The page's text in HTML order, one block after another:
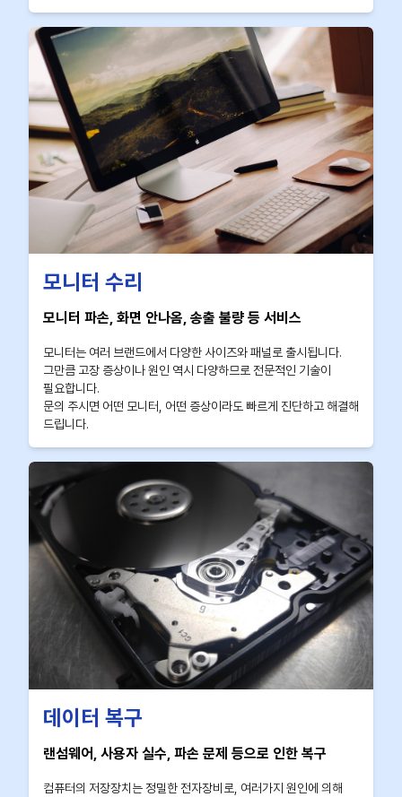
모니터 수리
모니터 파손, 화면 안나옴, 송출 불량 등 서비스
모니터는 여러 브랜드에서 다양한 사이즈와 패널로 출시됩니다.
그만큼 고장 증상이나 원인 역시 다양하므로 전문적인 기술이
필요합니다.
문의 주시면 어떤 모니터, 어떤 증상이라도 빠르게 진단하고 해결해
드립니다.
데이터 복구
랜섬웨어, 사용자 실수, 파손 문제 등으로 인한 복구
컴퓨터의 저장장치는 정밀한 전자장비로, 여러가지 원인에 의해